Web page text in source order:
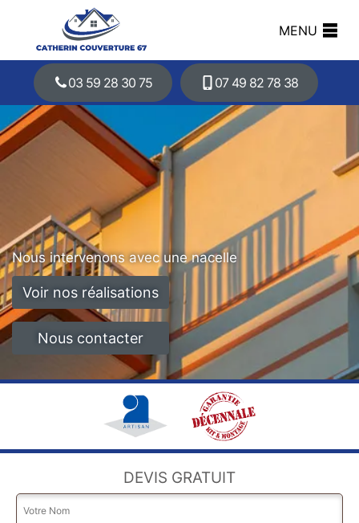
MENU
03 59 28 30 75 07 49 82 78 38
Nous intervenons avec une nacelle
Voir nos réalisations
Nous contacter
DEVIS GRATUIT